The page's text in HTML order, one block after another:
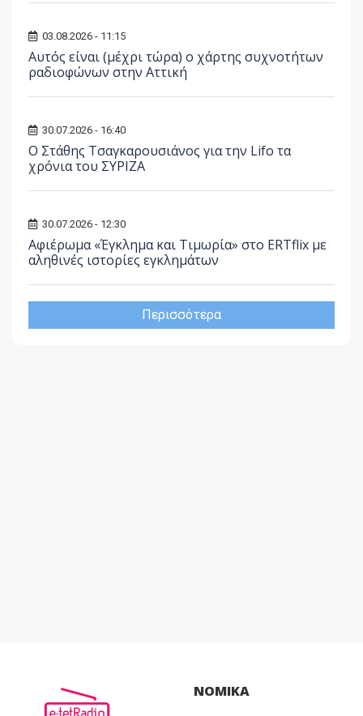
03.08.2026 - 11:15
Αυτός είναι (μέχρι τώρα) ο χάρτης συχνοτήτων
ραδιοφώνων στην Αττική
30.07.2026 - 16:40
Ο Στάθης Τσαγκαρουσιάνος για την Lifo τα
χρόνια του ΣΥΡΙΖΑ
30.07.2026 - 12:30
Αφιέρωμα «Έγκλημα και Τιμωρία» στο ERTflix με
αληθινές ιστορίες εγκλημάτων
Περισσότερα
ΝΟΜΙΚΑ